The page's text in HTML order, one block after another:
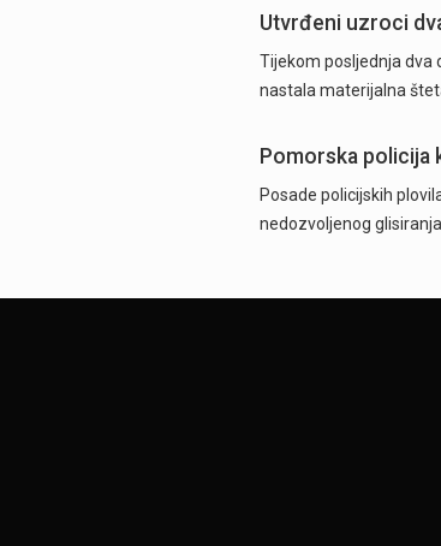
Utvrđeni uzroci
Tijekom posljednja dva
nastala materijalna
Pomorska policija
Posade policijskih
nedozvoljenog